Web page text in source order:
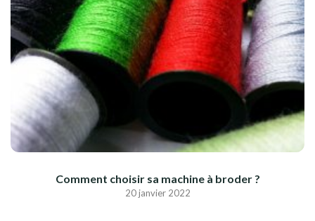
Comment choisir sa machine à broder ?
20 janvier 2022